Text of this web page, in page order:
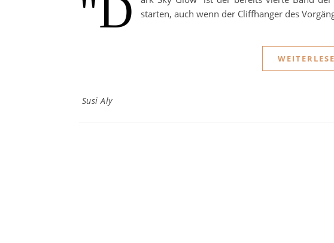
"D
starten, auch wenn der Cliffhanger des
Susi Aly